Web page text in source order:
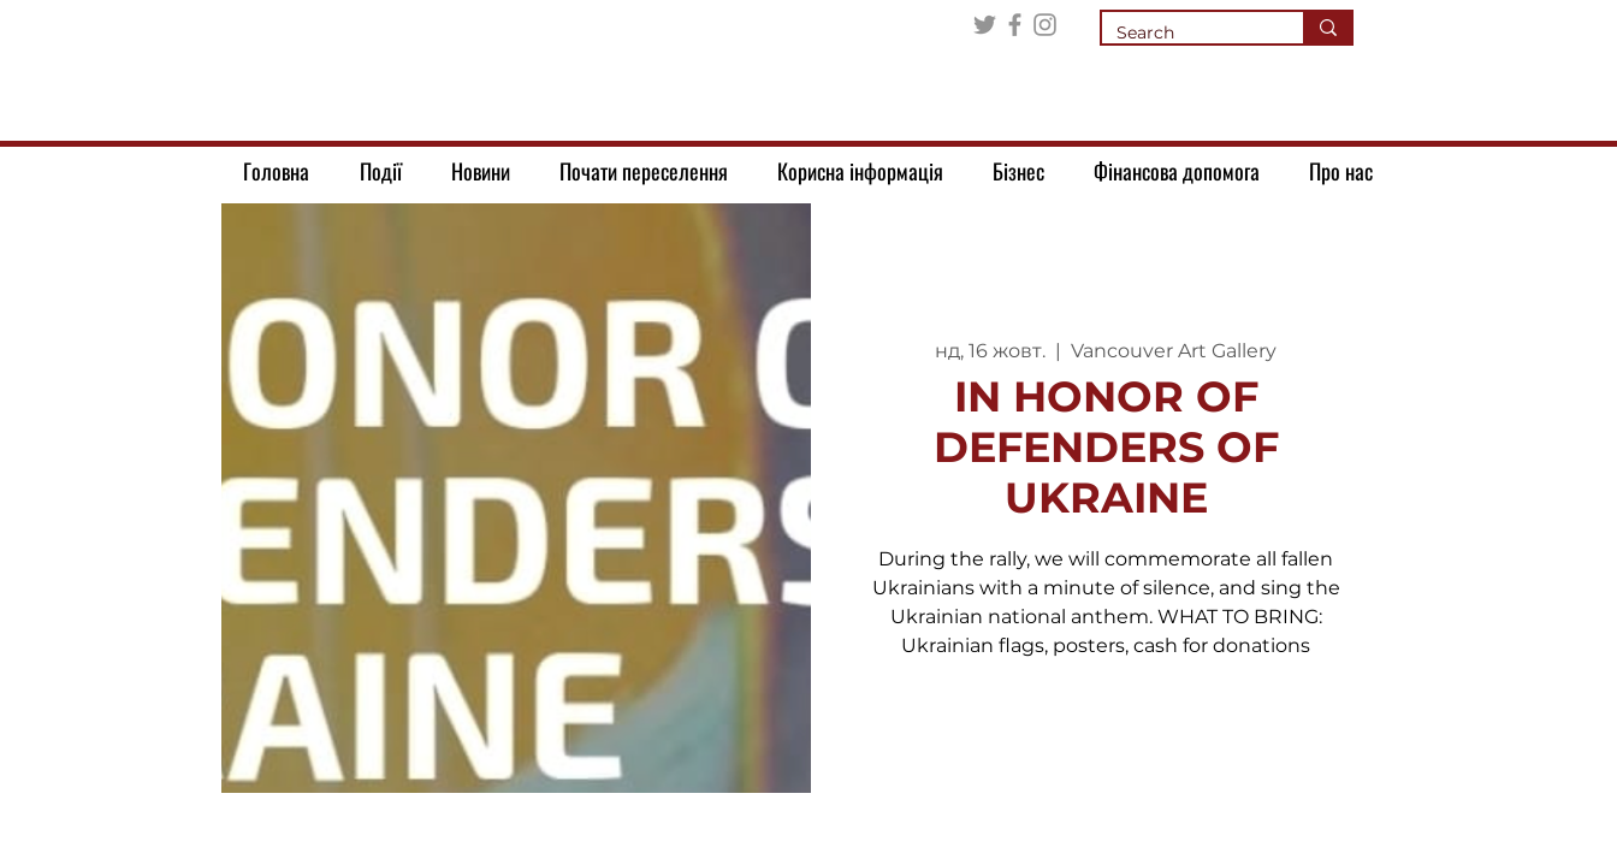
Головна Події Новини Почати переселення Корисна інформація Бізнес Фінансова допомога Про нас
нд, 16 жовт.
  |
Vancouver Art Gallery
IN HONOR OF
DEFENDERS OF
UKRAINE
During the rally, we will commemorate all fallen
Ukrainians with a minute of silence, and sing the
Ukrainian national anthem. WHAT TO BRING:
Ukrainian flags, posters, cash for donations